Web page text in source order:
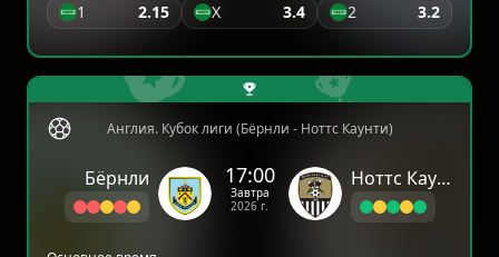
1 2.15 X 3.4 2 3.2
Англия. Кубок лиги (Бёрнли - Ноттс Каунти)
Бёрнли 17:00
Завтра
2026 г.
Ноттс Каунти